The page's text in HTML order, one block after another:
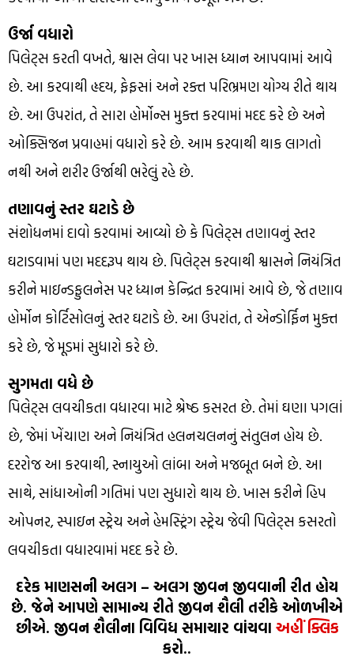
ઉર્જા વધારો
પિલેટ્સ કરતી વખતે, શ્વાસ લેવા પર ખાસ ધ્યાન આપવામાં આવે
છે. આ કરવાથી હૃદય, ફેફસાં અને રક્ત પરિભ્રમણ યોગ્ય રીતે થાય
છે. આ ઉપરાંત, તે સારા હોર્મોન્સ મુક્ત કરવામાં મદદ કરે છે અને
ઓક્સિજન પ્રવાહમાં વધારો કરે છે. આમ કરવાથી થાક લાગતો
નથી અને શરીર ઉર્જાથી ભરેલું રહે છે.
તણાવનું સ્તર ઘટાડે છે
સંશોધનમાં દાવો કરવામાં આવ્યો છે કે પિલેટ્સ તણાવનું સ્તર
ઘટાડવામાં પણ મદદરૂપ થાય છે. પિલેટ્સ કરવાથી શ્વાસને નિયંત્રિત
કરીને માઇન્ડફુલનેસ પર ધ્યાન કેન્દ્રિત કરવામાં આવે છે, જે તણાવ
હોર્મોન કોર્ટિસોલનું સ્તર ઘટાડે છે. આ ઉપરાંત, તે એન્ડોર્ફિન મુક્ત
કરે છે, જે મૂડમાં સુધારો કરે છે.
સુગમતા વધે છે
પિલેટ્સ લવચીકતા વધારવા માટે શ્રેષ્ઠ કસરત છે. તેમાં ઘણા પગલાં
છે, જેમાં ખેંચાણ અને નિયંત્રિત હલનચલનનું સંતુલન હોય છે.
દરરોજ આ કરવાથી, સ્નાયુઓ લાંબા અને મજબૂત બને છે. આ
સાથે, સાંધાઓની ગતિમાં પણ સુધારો થાય છે. ખાસ કરીને હિપ
ઓપનર, સ્પાઇન સ્ટ્રેચ અને હેમસ્ટ્રિંગ સ્ટ્રેચ જેવી પિલેટ્સ કસરતો
લવચીકતા વધારવામાં મદદ કરે છે.
દરેક માણસની અલગ – અલગ જીવન જીવવાની રીત હોય
છે. જેને આપણે સામાન્ય રીતે જીવન શૈલી તરીકે ઓળખીએ
છીએ. જીવન શૈલીના વિવિધ સમાચાર વાંચવા અહીં ક્લિક
કરો..